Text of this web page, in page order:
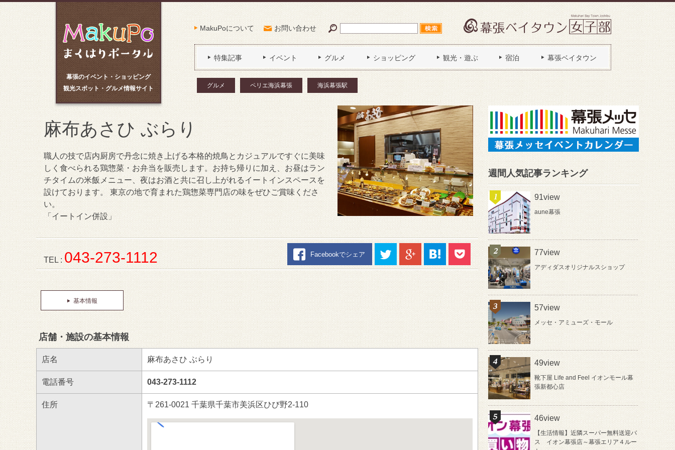
幕張のイベント・ショッピング
観光スポット・グルメ情報サイト
MakuPoについて お問い合わせ
特集記事 イベント グルメ ショッピング 観光・遊ぶ 宿泊 幕張ベイタウン
グルメ ペリエ海浜幕張 海浜幕張駅
麻布あさひ ぶらり
職人の技で店内厨房で丹念に焼き上げる本格的焼鳥とカジュアルですぐに美味
しく食べられる鶏惣菜・お弁当を販売します。お持ち帰りに加え、お昼はラン
チタイムの米飯メニュー、夜はお酒と共に召し上がれるイートインスペースを
設けております。 東京の地で育まれた鶏惣菜専門店の味をぜひご賞味くださ
い。
「イートイン併設」
TEL : 043-273-1112 Facebookでシェア
基本情報
店舗・施設の基本情報
店名 麻布あさひ ぶらり
電話番号 043-273-1112
住所 〒261-0021 千葉県千葉市美浜区ひび野2-110
週間人気記事ランキング
91view
aune幕張
77view
アディダスオリジナルスショップ
57view
メッセ・アミューズ・モール
49view
靴下屋 Life and Feel イオンモール幕
張新都心店
46view
【生活情報】近隣スーパー無料送迎バ
ス イオン幕張店～幕張エリア４ルー